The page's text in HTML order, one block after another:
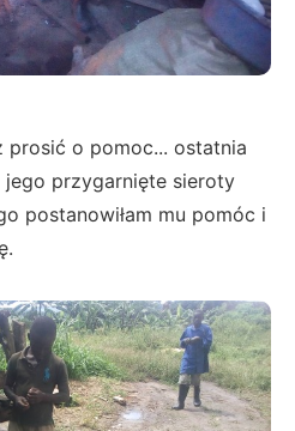
prosić o pomoc... ostatnia
jego przygarnięte sieroty
postanowiłam mu pomóc i